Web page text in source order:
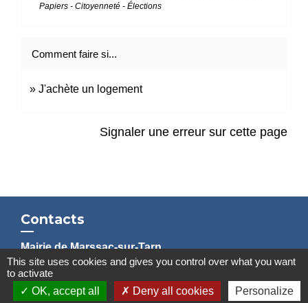
Papiers - Citoyenneté - Élections
Comment faire si...
J'achète un logement
Signaler une erreur sur cette page
Contacts
Mairie de Marssac-sur-Tarn
2 Rue Tonimarié
81150 Marssac-sur-Tarn - FRANCE
+33 5 63 55 40 47
This site uses cookies and gives you control over what you want
to activate
OK, accept all
Deny all cookies Personalize